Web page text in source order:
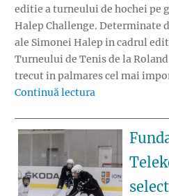
editie a turneului de hochei pe
Halep Challenge. Determinate
ale Simonei Halep in cadrul
Turneului de Tenis de la
trecut in palmares cel mai
Continuă lectura